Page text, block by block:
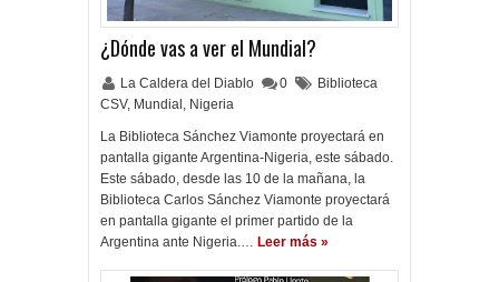
¿Dónde vas a ver el Mundial?
La Caldera del Diablo 0
Biblioteca
CSV, Mundial , Nigeria
La Biblioteca Sánchez Viamonte proyectará en
pantalla gigante Argentina-Nigeria, este sábado.
Este sábado, desde las 10 de la mañana, la
Biblioteca Carlos Sánchez Viamonte proyectará
en pantalla gigante el primer partido de la
Argentina ante Nigeria.… Leer más »